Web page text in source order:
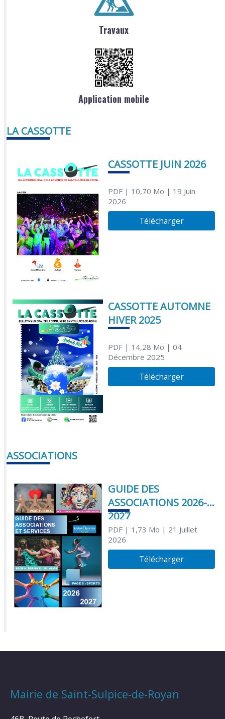
Travaux
Application mobile
LA CASSOTTE
CASSOTTE JUIN 2026
PDF| 10,70 Mo | 19 Juin
2026
Télécharger
CASSOTTE AUTOMNE
HIVER 2025
PDF| 14,28 Mo | 04
Décembre 2025
Télécharger
ASSOCIATIONS
GUIDE DES
ASSOCIATIONS 2026-
2027
PDF| 1,73 Mo | 21 Juillet
2026
Télécharger
Mairie de Saint-Sulpice-de-Royan